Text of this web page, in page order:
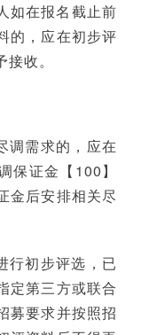
如在报名截止前
的，应在初步评
收。
需求的，应在
保证金【100】
金后安排相关尽
初步评选，已
定第三方或联合
募要求并按照招